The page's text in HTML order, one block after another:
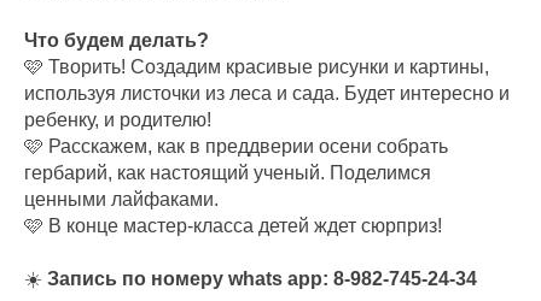
Что будем делать?
🩷 Творить! Создадим красивые рисунки и картины,
используя листочки из леса и сада. Будет интересно и
ребенку, и родителю!
🩷 Расскажем, как в преддверии осени собрать
гербарий, как настоящий ученый. Поделимся
ценными лайфаками.
🩷 В конце мастер-класса детей ждет сюрприз!
☀️ Запись по номеру whats app: 8-982-745-24-34